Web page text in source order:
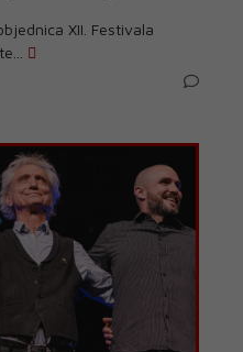
XII. Festivala